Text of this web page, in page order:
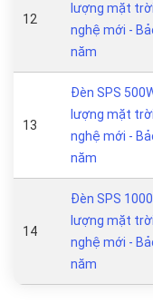
12
lượng mặt
nghệ mới -
năm
13
Đèn SPS
lượng mặt
nghệ mới -
năm
14
Đèn SPS
lượng mặt
nghệ mới -
năm